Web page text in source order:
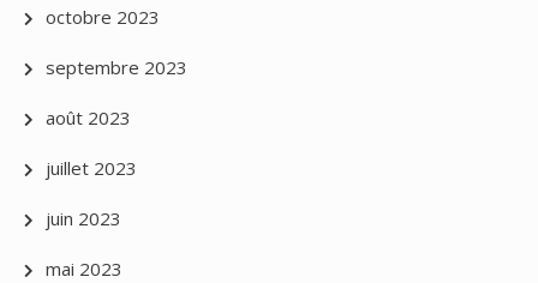
octobre 2023
septembre 2023
août 2023
juillet 2023
juin 2023
mai 2023